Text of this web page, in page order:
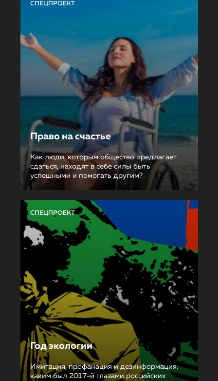
СПЕЦПРОЕКТ
Право на счастье
Как люди, которым общество предлагает
сдаться, находят в себе силы быть
успешными и помогать другим?
СПЕЦПРОЕКТ
Год экологии
Имитация, профанация и дезинформация:
каким был 2017-й глазами российских